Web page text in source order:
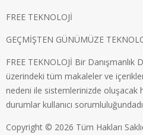
FREE TEKNOLOJİ
GEÇMİŞTEN GÜNÜMÜZE
FREE TEKNOLOJİ Bir
üzerindeki tüm makaleler ve
nedeni ile sistemlerinizde oluşacak
durumlar kullanıcı
Copyright © 2026 Tüm Hakları